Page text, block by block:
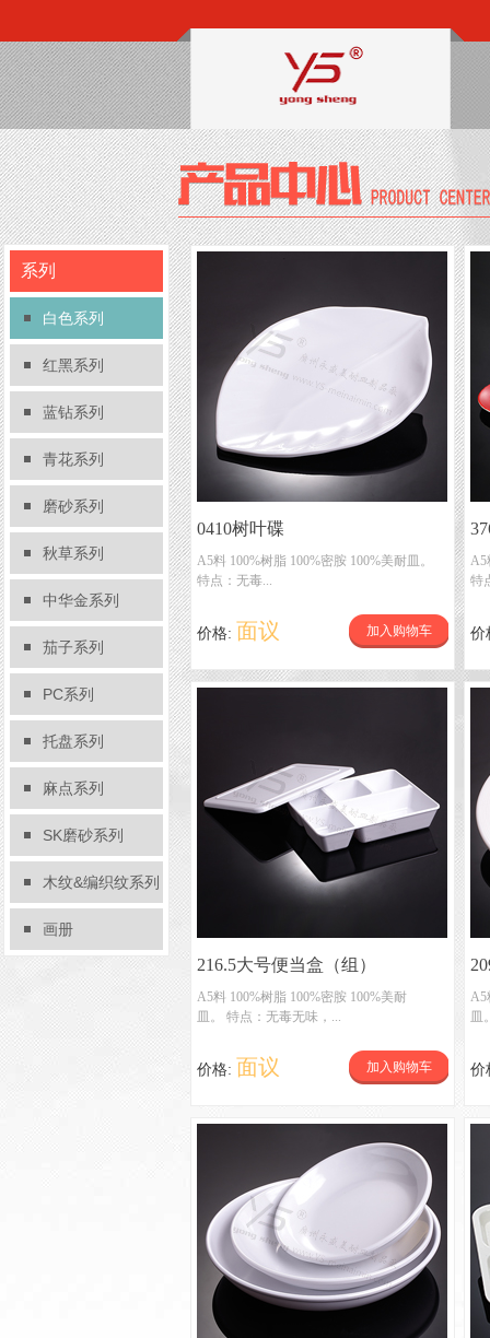
系列
白色系列
红黑系列
蓝钻系列
青花系列
磨砂系列
秋草系列
中华金系列
茄子系列
PC系列
托盘系列
麻点系列
SK磨砂系列
木纹&编织纹系列
画册
0410树叶碟
A5料 100%树脂 100%密胺 100%美耐皿。
特点：无毒...
价格: 面议 加入购物车
A5
特
216.5大号便当盒（组）
A5料 100%树脂 100%密胺 100%美耐
皿。 特点：无毒无味，...
价格: 面议 加入购物车
A5
皿